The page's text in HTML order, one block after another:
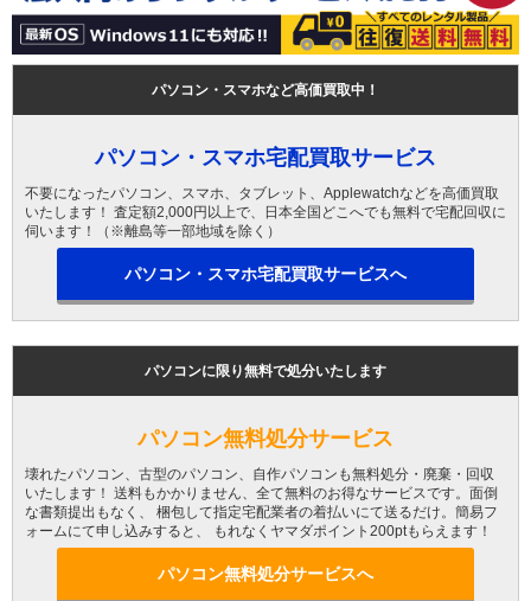
パソコン・スマホなど高価買取中！
パソコン・スマホ宅配買取サービス
不要になったパソコン、スマホ、タブレット、Applewatchなどを高価買取
いたします！ 査定額2,000円以上で、日本全国どこへでも無料で宅配回収に
伺います！（※離島等一部地域を除く）
パソコン・スマホ宅配買取サービスへ
パソコンに限り無料で処分いたします
パソコン無料処分サービス
壊れたパソコン、古型のパソコン、自作パソコンも無料処分・廃棄・回収
いたします！ 送料もかかりません、全て無料のお得なサービスです。面倒
な書類提出もなく、 梱包して指定宅配業者の着払いにて送るだけ。簡易フ
ォームにて申し込みすると、 もれなくヤマダポイント200ptもらえます！
パソコン無料処分サービスへ